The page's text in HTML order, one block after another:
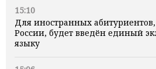
15:10
Для иностранных
России, будет введён единый
языку